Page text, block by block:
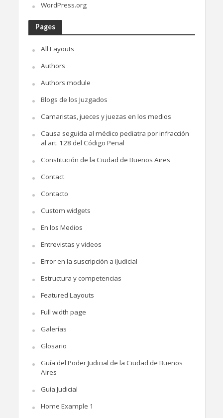
WordPress.org
Pages
All Layouts
Authors
Authors module
Blogs de los Juzgados
Camaristas, jueces y juezas en los medios
Causa seguida al médico pediatra por infracción
al art. 128 del Código Penal
Constitución de la Ciudad de Buenos Aires
Contact
Contacto
Custom widgets
En los Medios
Entrevistas y videos
Error en la suscripción a iJudicial
Estructura y competencias
Featured Layouts
Full width page
Galerías
Glosario
Guía del Poder Judicial de la Ciudad de Buenos
Aires
Guía Judicial
Home Example 1